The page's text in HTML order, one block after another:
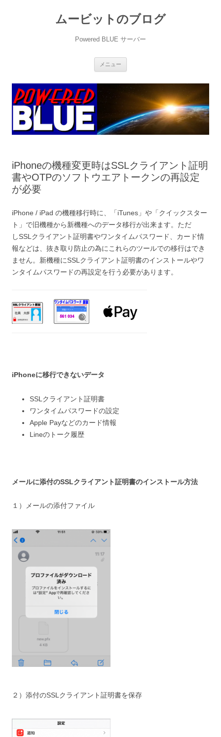
ムービットのブログ
Powered BLUE サーバー
メニュー
ツ
ッ
プ
iPhoneの機種変更時はSSLクライアント証明
書やOTPのソフトウエアトークンの再設定
が必要
iPhone / iPad の機種移行時に、「iTunes」や「クイックスター
ト」で旧機種から新機種へのデータ移行が出来ます。ただ
しSSLクライアント証明書やワンタイムパスワード、カード情
報などは、抜き取り防止の為にこれらのツールでの移行はでき
ません。新機種にSSLクライアント証明書のインストールやワ
ンタイムパスワードの再設定を行う必要があります。
iPhoneに移行できないデータ
SSLクライアント証明書
ワンタイムパスワードの設定
Apple Payなどのカード情報
Lineのトーク履歴
メールに添付のSSLクライアント証明書のインストール方法
１）メールの添付ファイル
２）添付のSSLクライアント証明書を保存